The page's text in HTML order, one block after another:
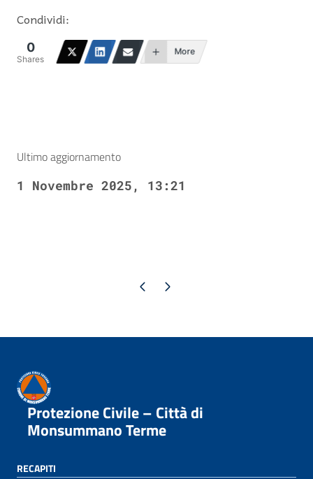
Condividi:
0
Shares
More
Ultimo aggiornamento
1 Novembre 2025, 13:21
Pagina precedente
Pagina successiva
Protezione Civile – Città di
Monsummano Terme
RECAPITI